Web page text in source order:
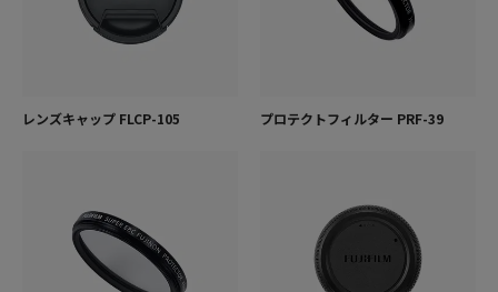
レンズキャップ FLCP-105 プロテクトフィルター PRF-39